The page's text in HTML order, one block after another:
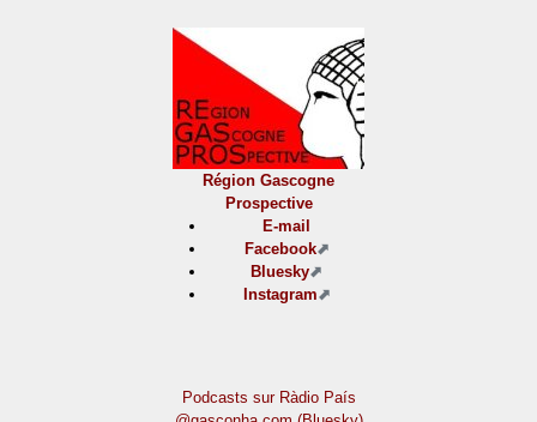
Région Gascogne
Prospective
E-mail
Facebook
Bluesky
Instagram
Podcasts sur Ràdio País